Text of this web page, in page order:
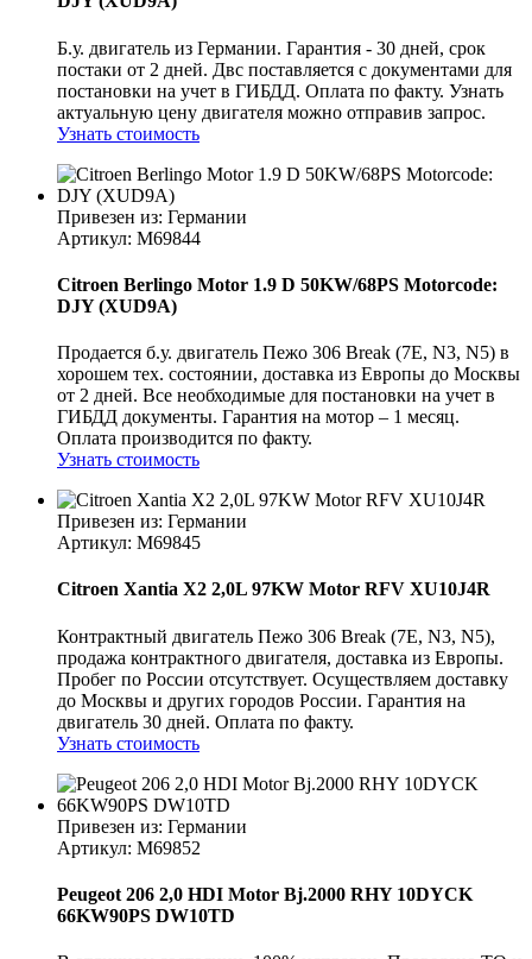
Б.у. двигатель из Германии. Гарантия - 30 дней, срок
постаки от 2 дней. Двс поставляется с документами для
постановки на учет в ГИБДД. Оплата по факту. Узнать
актуальную цену двигателя можно отправив запрос.
Узнать стоимость
Привезен из: Германии
Артикул: M69844
Citroen Berlingo Motor 1.9 D 50KW/68PS Motorcode:
DJY (XUD9A)
Продается б.у. двигатель Пежо 306 Break (7E, N3, N5) в
хорошем тех. состоянии, доставка из Европы до Москвы
от 2 дней. Все необходимые для постановки на учет в
ГИБДД документы. Гарантия на мотор – 1 месяц.
Оплата производится по факту.
Узнать стоимость
Привезен из: Германии
Артикул: M69845
Citroen Xantia X2 2,0L 97KW Motor RFV XU10J4R
Контрактный двигатель Пежо 306 Break (7E, N3, N5),
продажа контрактного двигателя, доставка из Европы.
Пробег по России отсутствует. Осуществляем доставку
до Москвы и других городов России. Гарантия на
двигатель 30 дней. Оплата по факту.
Узнать стоимость
Привезен из: Германии
Артикул: M69852
Peugeot 206 2,0 HDI Motor Bj.2000 RHY 10DYCK
66KW90PS DW10TD